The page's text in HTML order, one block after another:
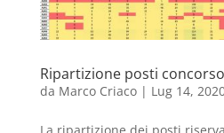
Ripartizione posti
da Marco Criaco| Lug 14,